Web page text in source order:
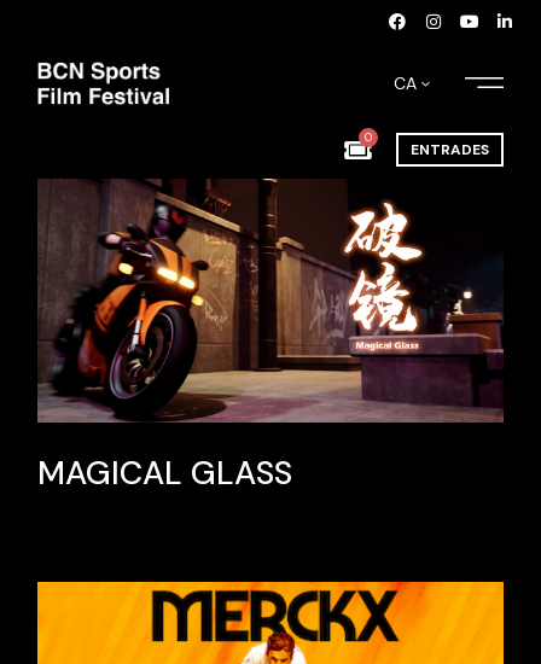
CA
0
ENTRADES
MAGICAL GLASS